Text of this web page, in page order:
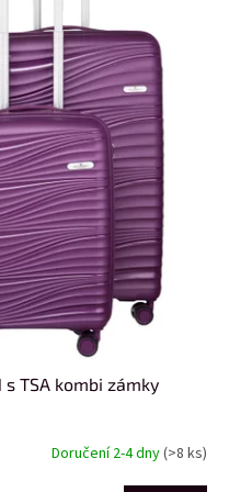
TSA kombi zámky
Doručení 2-4 dny(>8 ks)